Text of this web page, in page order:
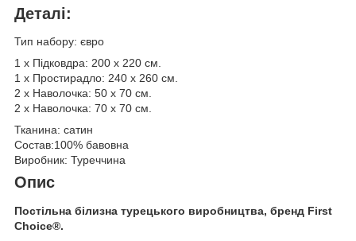
Деталі:
Тип набору: євро
1 х Підковдра: 200 х 220 см.
1 х Простирадло: 240 х 260 см.
2 х Наволочка: 50 х 70 см.
2 х Наволочка: 70 х 70 см.
Тканина: сатин
Состав:100% бавовна
Виробник: Туреччина
Опис
Постільна білизна турецького виробництва, бренд First
Choice®.